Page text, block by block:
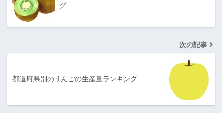
グ
次の記事
都道府県別のりんごの生産量ランキング